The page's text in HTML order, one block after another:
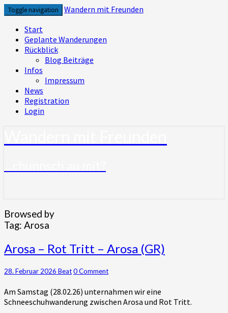
Skip
to
content
Toggle navigation
Wandern mit Freunden
Start
Geplante Wanderungen
Rückblick
Blog Beiträge
Infos
Impressum
News
Registration
Login
Browsed by
Tag: Arosa
Arosa
–
Rot
Tritt
–
Arosa
(GR)
Arosa – Rot Tritt – Arosa (GR)
28. Februar 2026 BeatComments
0 Comment
Am Samstag (28.02.26) unternahmen wir eine
Schneeschuhwanderung zwischen Arosa und Rot Tritt.